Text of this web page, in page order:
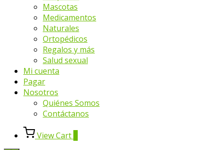
Mascotas
Medicamentos
Naturales
Ortopédicos
Regalos y más
Salud sexual
Mi cuenta
Pagar
Nosotros
Quiénes Somos
Contáctanos
View
shopping
View Cart